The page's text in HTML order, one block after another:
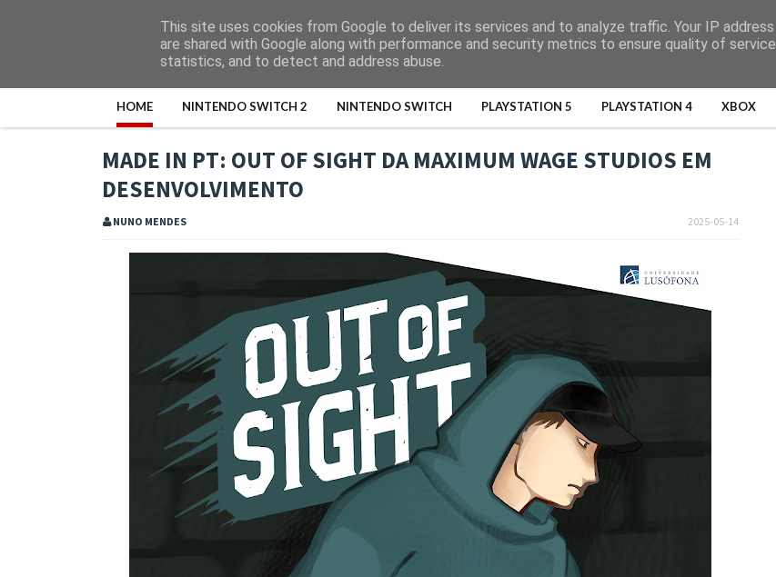
HOME NINTENDO SWITCH 2 NINTENDO SWITCH PLAYSTATION 5 PLAYSTATION 4 XBOX
MADE IN PT: OUT OF SIGHT DA MAXIMUM WAGE STUDIOS EM
DESENVOLVIMENTO
2025-05-14
NUNO MENDES
This site uses cookies from Google to deliver its services and to analyze traffic. Your IP
are shared with Google along with performance and security metrics to ensure quality of
statistics, and to detect and address abuse.